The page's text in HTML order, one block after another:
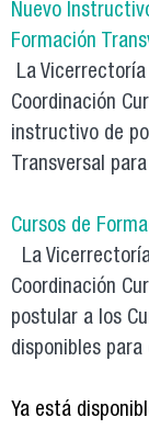
Nuevo
Formación
La
Coordinación
instructivo de
Transversal
Cursos de
La
Coordinación
postular a los
disponibles para
Ya está